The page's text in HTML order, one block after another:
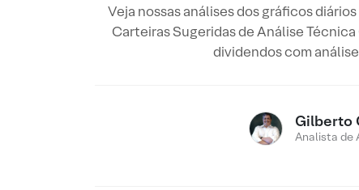
Veja nossas análises dos gráficos
Carteiras Sugeridas de Análise
dividendos com
Gilberto
Analista de